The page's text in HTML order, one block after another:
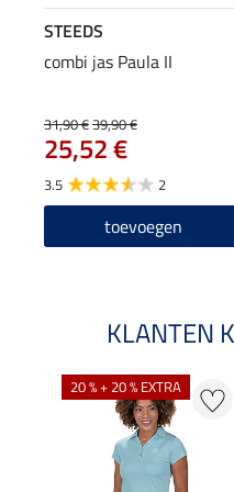
STEEDS
combi jas Paula II
31,90 €39,90 €
25,52 €
3.5 2
toevoegen
KLANTEN
20 % + 20 % EXTRA